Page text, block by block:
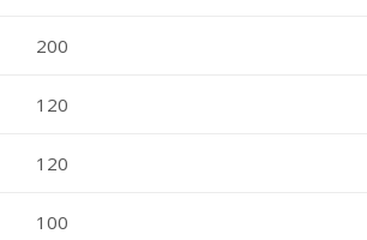
200
120
120
100